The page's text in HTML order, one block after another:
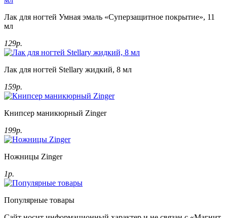
Лак для ногтей Умная эмаль «Суперзащитное покрытие», 11
мл
129р.
Лак для ногтей Stellary жидкий, 8 мл
159р.
Книпсер маникюрный Zinger
199р.
Ножницы Zinger
1р.
Популярные товары